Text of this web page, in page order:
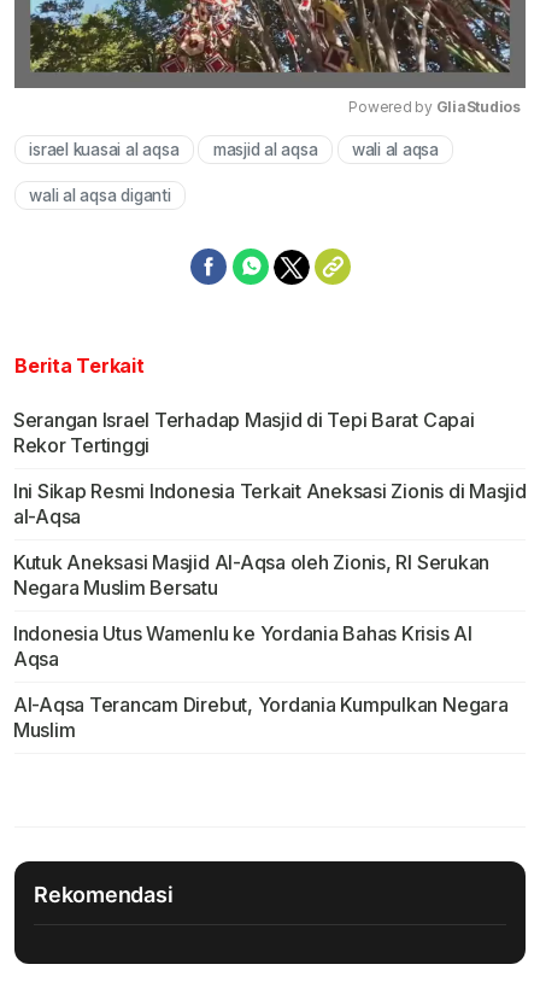
Mute
Powered by GliaStudios
israel kuasai al aqsa masjid al aqsa wali al aqsa
wali al aqsa diganti
Berita Terkait
Serangan Israel Terhadap Masjid di Tepi Barat Capai
Rekor Tertinggi
Ini Sikap Resmi Indonesia Terkait Aneksasi Zionis di Masjid
al-Aqsa
Kutuk Aneksasi Masjid Al-Aqsa oleh Zionis, RI Serukan
Negara Muslim Bersatu
Indonesia Utus Wamenlu ke Yordania Bahas Krisis Al
Aqsa
Al-Aqsa Terancam Direbut, Yordania Kumpulkan Negara
Muslim
Rekomendasi